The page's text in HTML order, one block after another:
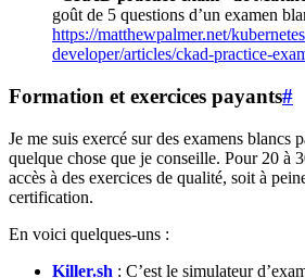
goût de 5 questions d’un examen
https://matthewpalmer.net/
developer/articles/ckad-practice-
Formation et exercices payants#
Je me suis exercé sur des examens blancs
quelque chose que je conseille. Pour 20 à
accès à des exercices de qualité, soit à
certification.
En voici quelques-uns :
Killer.sh : C’est le simulateur